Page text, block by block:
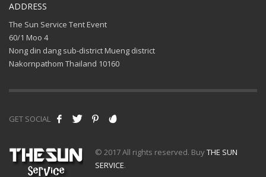
ADDRESS
The Sun Service Tent Event
60/1 Moo 4
Nong din dang sub-district Mueng district
Nakornpathom Thailand 10160
GET SOCIAL
© 2017 All rights reserved. BuyTHE SUN
SERVICE.